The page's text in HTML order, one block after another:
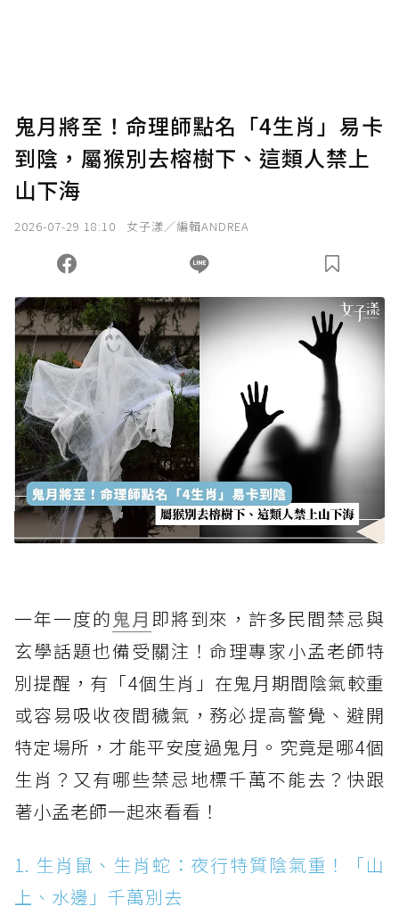
鬼月將至！命理師點名「4生肖」易卡
到陰，屬猴別去榕樹下、這類人禁上
山下海
2026-07-29 18:10 女子漾／編輯ANDREA
一年一度的 鬼月 即將到來，許多民間禁忌與
玄學話題也備受關注！命理專家小孟老師特
別提醒，有「4個生肖」在鬼月期間陰氣較重
或容易吸收夜間穢氣，務必提高警覺、避開
特定場所，才能平安度過鬼月。究竟是哪4個
生肖？又有哪些禁忌地標千萬不能去？快跟
著小孟老師一起來看看！
1. 生肖鼠、生肖蛇：夜行特質陰氣重！「山
上、水邊」千萬別去